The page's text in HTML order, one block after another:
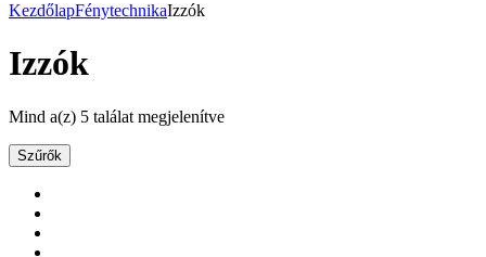
KezdőlapFénytechnikaIzzók
Izzók
Mind a(z) 5 találat megjelenítve
Szűrők